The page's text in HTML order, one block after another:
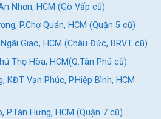
Nhơn, HCM (Gò Vấp cũ)
P.Chợ Quán, HCM (Quận 5 cũ)
Giao, HCM (Châu Đức, BRVT cũ)
Thọ Hòa, HCM(Q.Tân Phú cũ)
KĐT Vạn Phúc, P.Hiệp Bình, HCM
P.Tân Hưng, HCM (Quận 7 cũ)